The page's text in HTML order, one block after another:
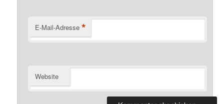
E-Mail-Adresse *
Website